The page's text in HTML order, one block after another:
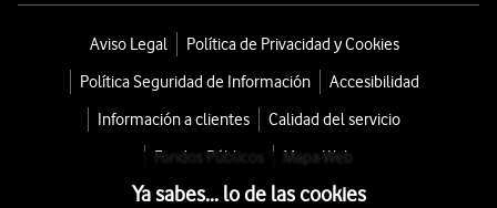
Aviso Legal
Política de Privacidad y Cookies
Política Seguridad de Información
Accesibilidad
Información a clientes
Calidad del servicio
Fondos Públicos
Mapa Web
Ya sabes... lo de las cookies